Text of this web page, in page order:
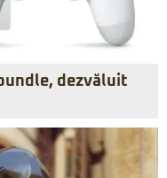
dezvăluit